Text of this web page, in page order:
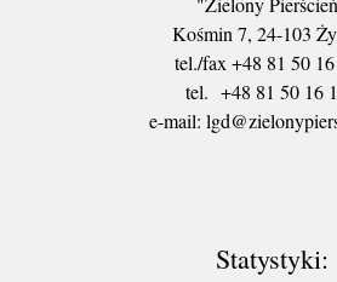
Kośmin 7, 24-103
tel./fax +48 81 50
tel. +48 81 50 16
​e-mail:
Statystyki: